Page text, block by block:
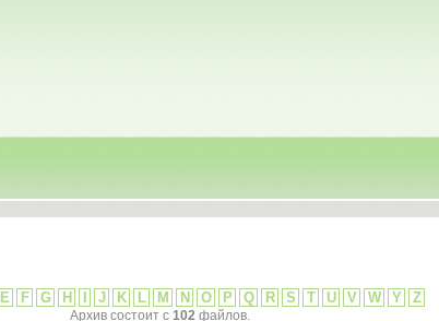
E F G H J K L M N O P Q R S T U V W Y Z
Архив состоит с 102 файлов.